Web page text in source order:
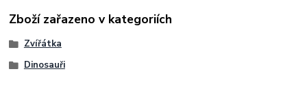
Zboží zařazeno v kategoriích
Zvířátka
Dinosauři